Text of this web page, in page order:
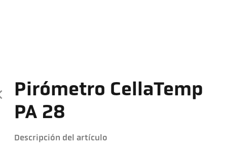
Pirómetro CellaTemp
PA 28
Descripción del artículo